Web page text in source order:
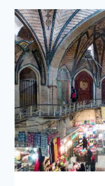
هفته
کافه
لیت